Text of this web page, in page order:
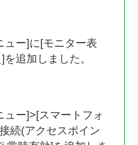
ュー]に[モニター表
追加しました。
ュー]>[スマートフォ
続(アクセスポイン